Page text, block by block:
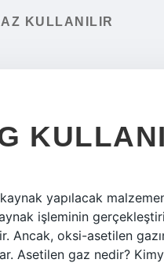
KULLANILIR
yapılacak
işleminin
Ancak, oksi-asetilen
Asetilen gaz nedir?